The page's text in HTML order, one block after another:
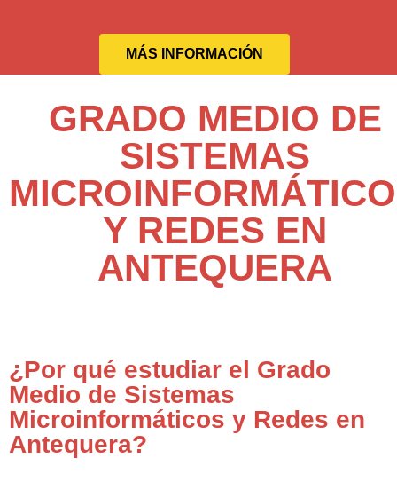
MÁS INFORMACIÓN
GRADO MEDIO DE
SISTEMAS
Y REDES EN
ANTEQUERA
¿Por qué estudiar el Grado
Medio de Sistemas
Microinformáticos y Redes en
Antequera?